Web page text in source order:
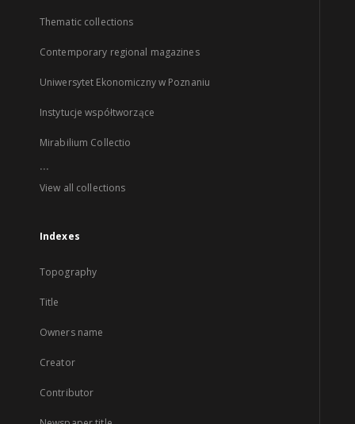
Thematic collections
Contemporary regional magazines
Uniwersytet Ekonomiczny w Poznaniu
Instytucje współtworzące
Mirabilium Collectio
...
View all collections
Indexes
Topography
Title
Owners name
Creator
Contributor